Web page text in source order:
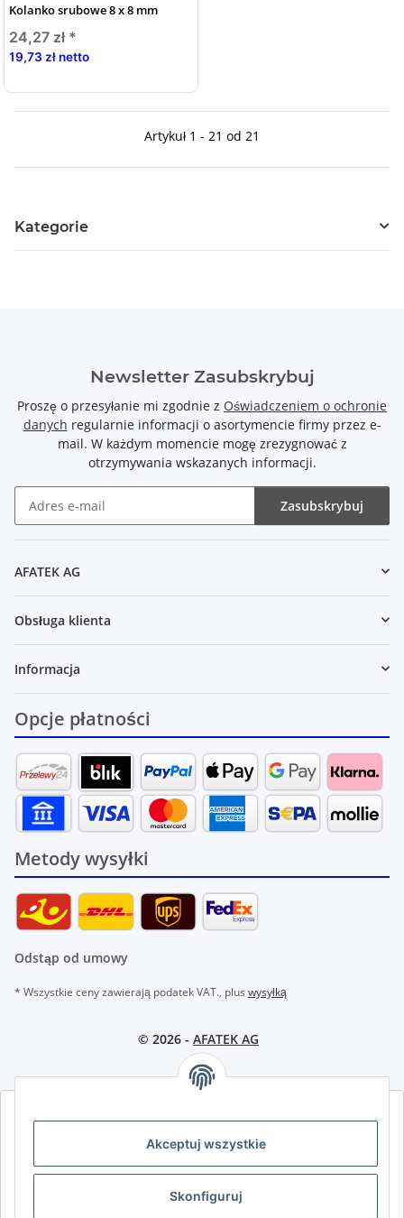
Akceptuj wszystkie
Skonfiguruj
Kolanko srubowe 8 x 8 mm
24,27 zł *
19,73 zł netto
Artykuł 1 - 21 od 21
Kategorie
Newsletter Zasubskrybuj
Proszę o przesyłanie mi zgodnie z Oświadczeniem o ochronie
danych regularnie informacji o asortymencie firmy przez e-
mail. W każdym momencie mogę zrezygnować z
otrzymywania wskazanych informacji.
Zasubskrybuj
AFATEK AG
Obsługa klienta
Informacja
Opcje płatności
Metody wysyłki
Odstąp od umowy
* Wszystkie ceny zawierają podatek VAT., plus wysyłką
© 2026 - AFATEK AG
AFATEK INTERNATIONAL – WYBIERZ REGION I JĘZYK | SELECT
DE AT CH (DE) CH (FR)
BE (NL) BE (FR)